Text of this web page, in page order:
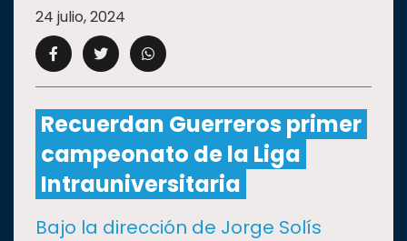
CAMPUS UANL
CULTURA
DEPORTES
24 julio, 2024
Recuerdan Guerreros primer
campeonato de la Liga
Intrauniversitaria
Bajo la dirección de Jorge Solís